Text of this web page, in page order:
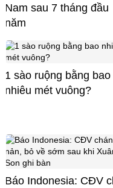
Nam sau 7 tháng đầu
năm
1 sào ruộng bằng bao
nhiêu mét vuông?
Báo Indonesia: CĐV